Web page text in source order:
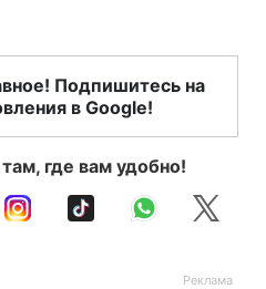
Подпишитесь на
в Google!
где вам удобно!